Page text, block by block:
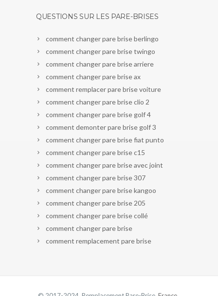
QUESTIONS SUR LES PARE-BRISES
comment changer pare brise berlingo
comment changer pare brise twingo
comment changer pare brise arriere
comment changer pare brise ax
comment remplacer pare brise voiture
comment changer pare brise clio 2
comment changer pare brise golf 4
comment demonter pare brise golf 3
comment changer pare brise fiat punto
comment changer pare brise c15
comment changer pare brise avec joint
comment changer pare brise 307
comment changer pare brise kangoo
comment changer pare brise 205
comment changer pare brise collé
comment changer pare brise
comment remplacement pare brise